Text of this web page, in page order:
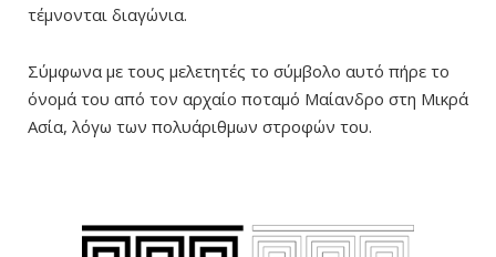
τέμνονται διαγώνια.
Σύμφωνα με τους μελετητές το σύμβολο αυτό πήρε το
όνομά του από τον αρχαίο ποταμό Μαίανδρο στη Μικρά
Ασία, λόγω των πολυάριθμων στροφών του.